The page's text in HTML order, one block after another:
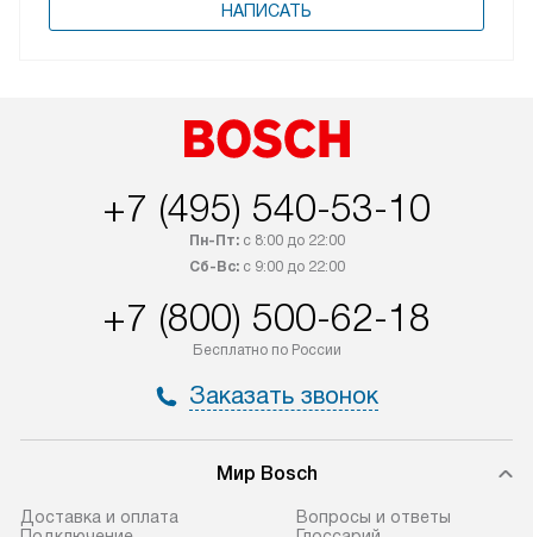
НАПИСАТЬ
+7 (495) 540-53-10
Пн-Пт:с 8:00 до 22:00
Сб-Вс:с 9:00 до 22:00
+7 (800) 500-62-18
Бесплатно по России
Заказать звонок
Мир Bosch
Доставка и оплата
Вопросы и ответы